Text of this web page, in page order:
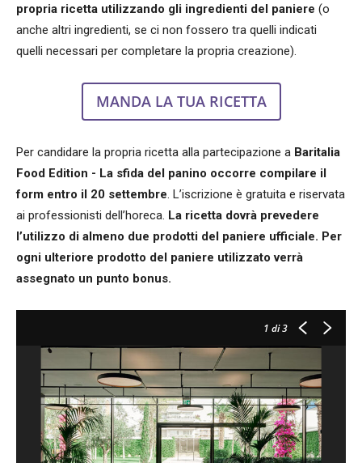
propria ricetta utilizzando gli ingredienti del paniere (o
anche altri ingredienti, se ci non fossero tra quelli indicati
quelli necessari per completare la propria creazione).
MANDA LA TUA RICETTA
Per candidare la propria ricetta alla partecipazione a Baritalia
Food Edition - La sfida del panino occorre compilare il
form entro il 20 settembre. L’iscrizione è gratuita e riservata
ai professionisti dell’horeca. La ricetta dovrà prevedere
l’utilizzo di almeno due prodotti del paniere ufficiale. Per
ogni ulteriore prodotto del paniere utilizzato verrà
assegnato un punto bonus.
1 di 3